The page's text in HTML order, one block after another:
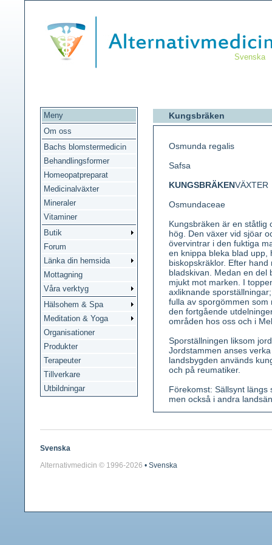
Svenska
Meny
Om oss
Bachs blomstermedicin
Behandlingsformer
Homeopatpreparat
Medicinalväxter
Mineraler
Vitaminer
Butik
Forum
Länka din hemsida
Mottagning
Våra verktyg
Hälsohem & Spa
Meditation & Yoga
Organisationer
Produkter
Terapeuter
Tillverkare
Utbildningar
Kungsbräken
Osmunda regalis
Safsa
KUNGSBRÄKENVÄXTER
Osmundaceae
Kungsbräken är en ståtlig
hög. Den växer vid sjöar
övervintrar i den fuktiga
en knippa bleka blad upp,
biskopskräklor. Efter
bladskivan. Medan en del
mjukt mot marken. I
axliknande
fulla av sporgömmen
den fortgående
områden hos oss och i
Sporställningen liksom
Jordstammen anses
landsbygden används
och på reumatiker.
Förekomst: Sällsynt
men också i andra
gulbrunaktiga, senare
Svenska
Alternativmedicin © 1996-2026 • Svenska